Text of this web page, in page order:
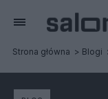
Strona główna Blogi